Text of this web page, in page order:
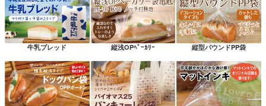
牛乳ブレッド 縦浅OPﾍﾞｰｶﾘｰ 縦型パウンドPP袋